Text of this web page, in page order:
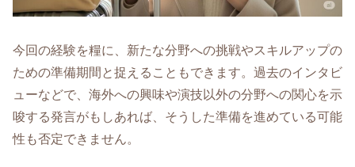
今回の経験を糧に、新たな分野への挑戦やスキルアップの
ための準備期間と捉えることもできます。過去のインタビ
ューなどで、海外への興味や演技以外の分野への関心を示
唆する発言がもしあれば、そうした準備を進めている可能
性も否定できません。